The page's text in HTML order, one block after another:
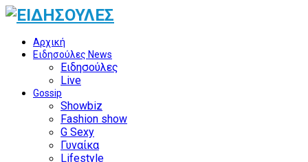
Αρχική
Ειδησούλες News
Ειδησούλες
Live
Gossip
Showbiz
Fashion show
G Sexy
Γυναίκα
Lifestyle